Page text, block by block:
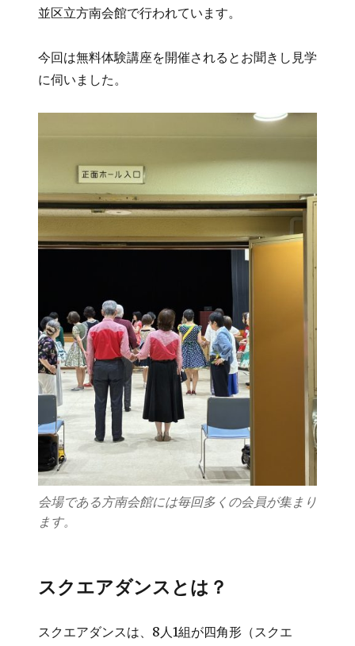
並区立方南会館で行われています。
今回は無料体験講座を開催されるとお聞きし見学
に伺いました。
会場である方南会館には毎回多くの会員が集まり
ます。
スクエアダンスとは？
スクエアダンスは、8人1組が四角形（スクエ